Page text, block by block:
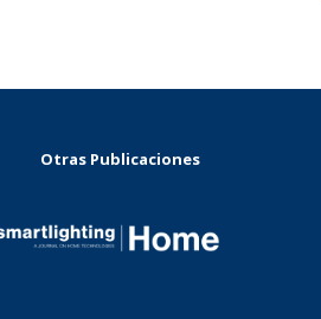
Otras Publicaciones